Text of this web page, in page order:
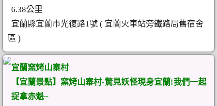
6.38公里
宜蘭縣宜蘭市光復路1號 ( 宜蘭火車站旁鐵路局舊宿舍
區 )
宜蘭窯烤山寨村
【宜蘭景點】窯烤山寨村-驚見妖怪現身宜蘭!我們一起
捉拿赤魁~